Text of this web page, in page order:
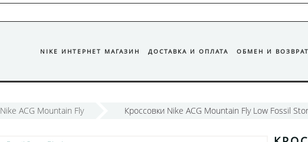
NIKE ИНТЕРНЕТ МАГАЗИН ДОСТАВКА И ОПЛАТА ОБМЕН И ВОЗВРАТ
Nike ACG Mountain Fly Кроссовки Nike ACG Mountain Fly Low Fossil